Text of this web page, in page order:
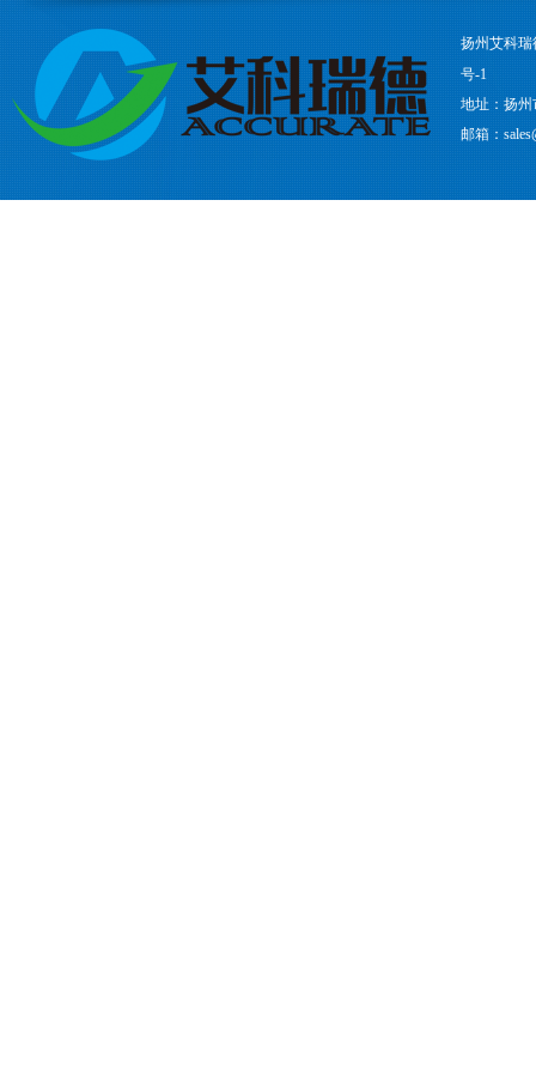
扬州艾科
号-1
地址：扬
邮箱：